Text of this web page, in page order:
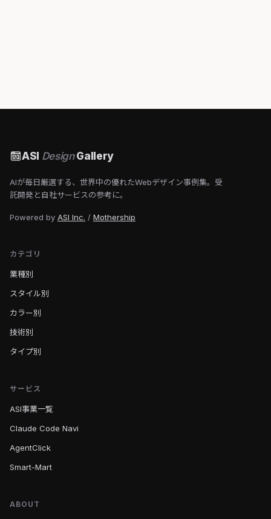
ASI DesignGallery
AIが毎日厳選する、世界中の優れたWebデザイン事例集。受
託開発と自社サービスの参考に。
Powered by ASI Inc. / Mothership
カテゴリ
業種別
スタイル別
カラー別
技術別
タイプ別
サービス
ASI事業一覧
Claude Code Navi
AgentClick
Smart-Mart
ABOUT